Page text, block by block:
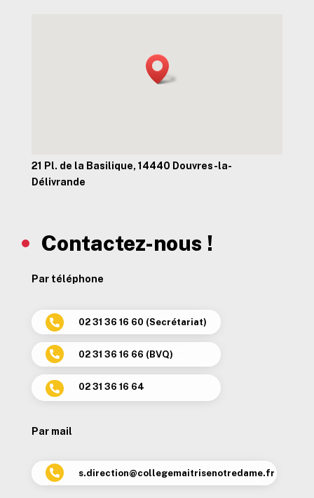
21 Pl. de la Basilique, 14440 Douvres-la-
Délivrande
Contactez-nous !
Par téléphone
 02 31 36 16 60 (Secrétariat)
 02 31 36 16 66 (BVQ)
 02 31 36 16 64
Par mail
 s.direction@collegemaitrisenotredame.fr